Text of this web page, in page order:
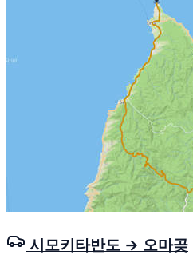
시모키타반도 → 오마곶